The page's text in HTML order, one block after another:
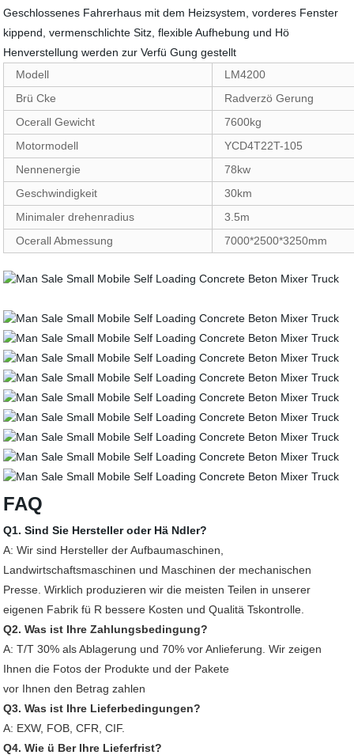
Geschlossenes Fahrerhaus mit dem Heizsystem, vorderes Fenster
kippend, vermenschlichte Sitz, flexible Aufhebung und Hö
Henverstellung werden zur Verfü Gung gestellt
Modell
LM4200
Brü Cke
Radverzö Gerung
Ocerall Gewicht
7600kg
Motormodell
YCD4T22T-105
Nennenergie
78kw
Geschwindigkeit
30km
Minimaler drehenradius
3.5m
Ocerall Abmessung
7000*2500*3250mm
FAQ
Q1. Sind Sie Hersteller oder Hä Ndler?
A: Wir sind Hersteller der Aufbaumaschinen,
Landwirtschaftsmaschinen und Maschinen der mechanischen
Presse. Wirklich produzieren wir die meisten Teilen in unserer
eigenen Fabrik fü R bessere Kosten und Qualitä Tskontrolle.
Q2. Was ist Ihre Zahlungsbedingung?
A: T/T 30% als Ablagerung und 70% vor Anlieferung. Wir zeigen
Ihnen die Fotos der Produkte und der Pakete
vor Ihnen den Betrag zahlen
Q3. Was ist Ihre Lieferbedingungen?
A: EXW, FOB, CFR, CIF.
Q4. Wie ü Ber Ihre Lieferfrist?